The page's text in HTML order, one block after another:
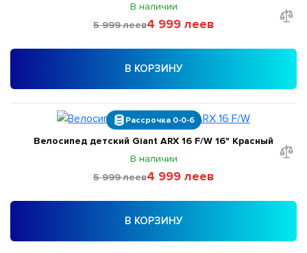
В наличии
5 999 леев4 999 леев
В КОРЗИНУ
Рассрочка 0-0-6
Велосипед детский Giant ARX 16 F/W 16" Красный
В наличии
5 999 леев4 999 леев
В КОРЗИНУ